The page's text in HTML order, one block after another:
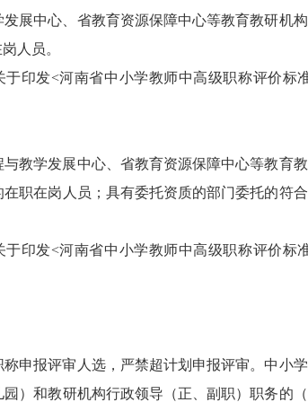
展中心、省教育资源保障中心等教育教研机
人员。
于印发<河南省中小学教师中高级职称评价标
教学发展中心、省教育资源保障中心等教育
职在岗人员；具有委托资质的部门委托的符
于印发<河南省中小学教师中高级职称评价标
申报评审人选，严禁超计划申报评审。中小
）和教研机构行政领导（正、副职）职务的（